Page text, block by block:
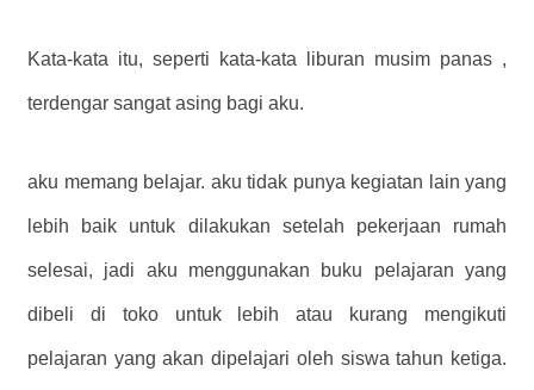
Kata-kata itu, seperti kata-kata liburan musim panas ,
terdengar sangat asing bagi aku.
aku memang belajar. aku tidak punya kegiatan lain yang
lebih baik untuk dilakukan setelah pekerjaan rumah
selesai, jadi aku menggunakan buku pelajaran yang
dibeli di toko untuk lebih atau kurang mengikuti
pelajaran yang akan dipelajari oleh siswa tahun ketiga.